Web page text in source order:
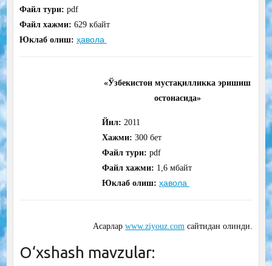
Файл тури: pdf
Файл хажми: 629кбайт
Юклаб олиш: ҳавола
«Ўзбекистон мустақилликка эришиш
остонасида»
Йил: 2011
Хажми: 300бет
Файл тури: pdf
Файл хажми: 1,6мбайт
Юклаб олиш: ҳавола
Асарларwww.ziyouz.com сайтидан олинди.
O‘xshash mavzular: